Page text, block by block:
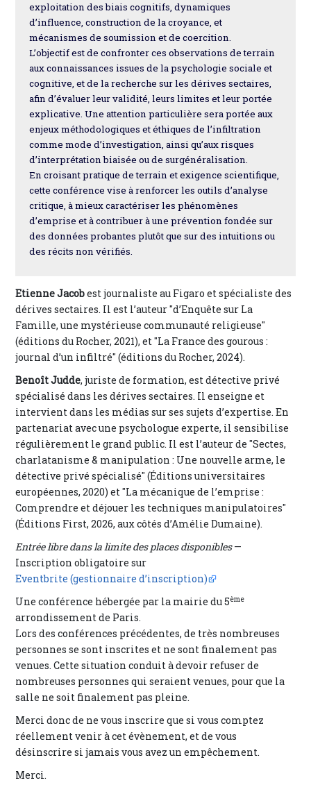
exploitation des biais cognitifs, dynamiques
d’influence, construction de la croyance, et
mécanismes de soumission et de coercition.
L’objectif est de confronter ces observations de terrain
aux connaissances issues de la psychologie sociale et
cognitive, et de la recherche sur les dérives sectaires,
afin d’évaluer leur validité, leurs limites et leur portée
explicative. Une attention particulière sera portée aux
enjeux méthodologiques et éthiques de l’infiltration
comme mode d’investigation, ainsi qu’aux risques
d’interprétation biaisée ou de surgénéralisation.
En croisant pratique de terrain et exigence scientifique,
cette conférence vise à renforcer les outils d’analyse
critique, à mieux caractériser les phénomènes
d’emprise et à contribuer à une prévention fondée sur
des données probantes plutôt que sur des intuitions ou
des récits non vérifiés.
Etienne Jacobest journaliste au Figaro et spécialiste des
dérives sectaires. Il est l’auteur "d’Enquête sur La
Famille, une mystérieuse communauté religieuse"
(éditions du Rocher, 2021), et "La France des gourous :
journal d’un infiltré" (éditions du Rocher, 2024).
Benoît Judde, juriste de formation, est détective privé
spécialisé dans les dérives sectaires. Il enseigne et
intervient dans les médias sur ses sujets d’expertise. En
partenariat avec une psychologue experte, il sensibilise
régulièrement le grand public. Il est l’auteur de "Sectes,
charlatanisme & manipulation : Une nouvelle arme, le
détective privé spécialisé" (Éditions universitaires
européennes, 2020) et "La mécanique de l’emprise :
Comprendre et déjouer les techniques manipulatoires"
(Éditions First, 2026, aux côtés d’Amélie Dumaine).
Entrée libre dans la limite des places disponibles—
Inscription obligatoire sur
Eventbrite (gestionnaire d’inscription)
Une conférence hébergée par la mairie du 5ème
arrondissement de Paris.
Lors des conférences précédentes, de très nombreuses
personnes se sont inscrites et ne sont finalement pas
venues. Cette situation conduit à devoir refuser de
nombreuses personnes qui seraient venues, pour que la
salle ne soit finalement pas pleine.
Merci donc de ne vous inscrire que si vous comptez
réellement venir à cet évènement, et de vous
désinscrire si jamais vous avez un empêchement.
Merci.